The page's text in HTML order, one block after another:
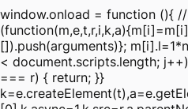
window.onload = function (){
[]).push(arguments)};
< document.scripts.length;
=== r) { return; }}